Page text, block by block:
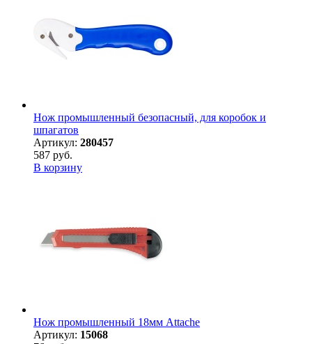
Нож промышленный безопасный, для коробок и
шпагатов
Артикул: 280457
587 руб.
В корзину
Нож промышленный 18мм Attache
Артикул: 15068